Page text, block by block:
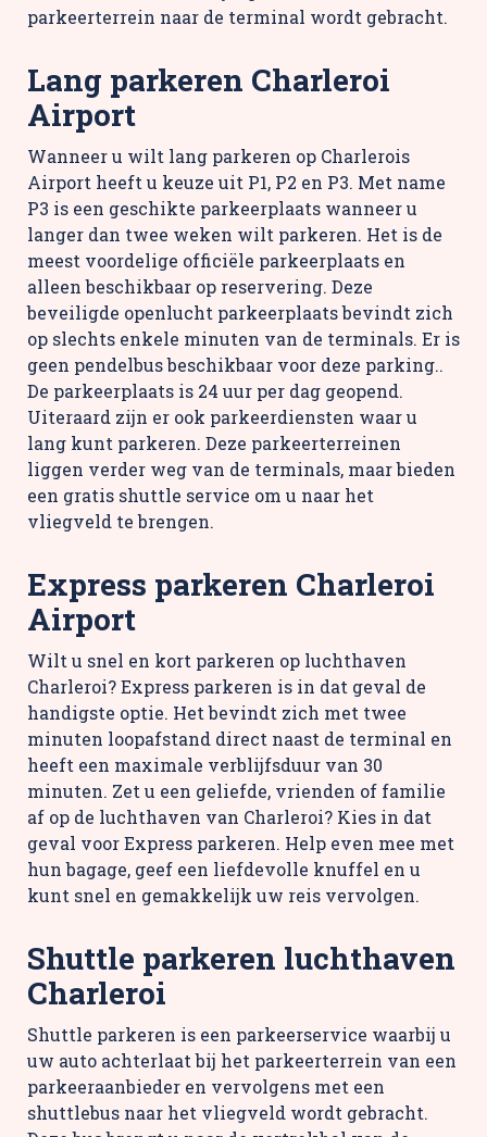
parkeerterrein naar de terminal wordt gebracht.
Lang parkeren Charleroi
Airport
Wanneer u wilt lang parkeren op Charlerois
Airport heeft u keuze uit P1, P2 en P3. Met name
P3 is een geschikte parkeerplaats wanneer u
langer dan twee weken wilt parkeren. Het is de
meest voordelige officiële parkeerplaats en
alleen beschikbaar op reservering. Deze
beveiligde openlucht parkeerplaats bevindt zich
op slechts enkele minuten van de terminals. Er is
geen pendelbus beschikbaar voor deze parking..
De parkeerplaats is 24 uur per dag geopend.
Uiteraard zijn er ook parkeerdiensten waar u
lang kunt parkeren. Deze parkeerterreinen
liggen verder weg van de terminals, maar bieden
een gratis shuttle service om u naar het
vliegveld te brengen.
Express parkeren Charleroi
Airport
Wilt u snel en kort parkeren op luchthaven
Charleroi? Express parkeren is in dat geval de
handigste optie. Het bevindt zich met twee
minuten loopafstand direct naast de terminal en
heeft een maximale verblijfsduur van 30
minuten. Zet u een geliefde, vrienden of familie
af op de luchthaven van Charleroi? Kies in dat
geval voor Express parkeren. Help even mee met
hun bagage, geef een liefdevolle knuffel en u
kunt snel en gemakkelijk uw reis vervolgen.
Shuttle parkeren luchthaven
Charleroi
Shuttle parkeren is een parkeerservice waarbij u
uw auto achterlaat bij het parkeerterrein van een
parkeeraanbieder en vervolgens met een
shuttlebus naar het vliegveld wordt gebracht.